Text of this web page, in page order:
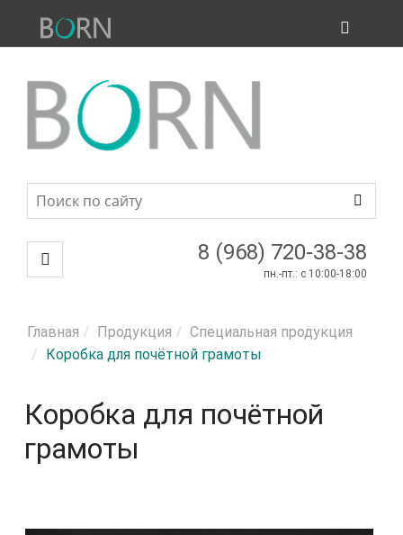
8 (968) 720-38-38
пн.-пт.: c 10:00-18:00
ПРОДУКЦИЯ
Главная Продукция
Специальная продукция
Коробка для почётной грамоты
Коробка для почётной
грамоты